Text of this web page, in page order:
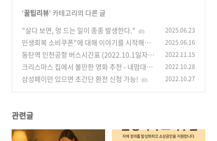
'꿀팁리뷰' 카테고리의 다른 글
"살다 보면, 멍 드는 일이 종종 발생한다."
(0) 2025.06.23
민생회복 소비쿠폰"에 대해 이야기를 시작해보
자. (0)
2025.06.16
동탄역 인천공항 버스시간표 (2022.10.1일자로
단축)
(0)
2022.11.15
크리스마스 집에서 볼만한 영화 추천 - 내맘대로
BEST 8
(0)
2022.10.28
삼성페이만 있으면 초간단 환전 신청 가능! (0) 2022.10.27
관련글